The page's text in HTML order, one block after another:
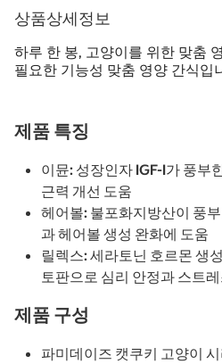
상품상세정보
하루 한 봉, 고양이를 위한 맞춤
필요한 기능성 맞춤 영양 간식입
제품 특징
이뮨: 성장인자 IGF-I가 풍부
근력 개선 도움
헤어볼: 불포화지방산이 풍
과 헤어볼 생성 완화에 도움
릴렉스: 세라토닌 호르몬 생
토판으로 심리 안정과 스트
제품 구성
파미데이즈 캣쿠키 고양이